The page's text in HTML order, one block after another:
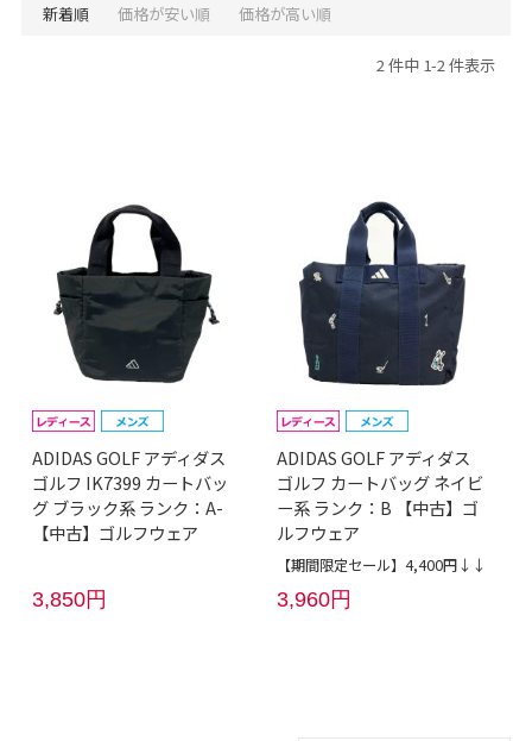
新着順 価格が安い順 価格が高い順
2 件中 1-2 件表示
ADIDAS GOLF アディダス
ゴルフ IK7399 カートバッ
グ ブラック系 ランク：A-
【中古】ゴルフウェア
3,850円
ADIDAS GOLF アディダス
ゴルフ カートバッグ ネイビ
ー系 ランク：B 【中古】ゴ
ルフウェア
【期間限定セール】4,400円↓↓
3,960円